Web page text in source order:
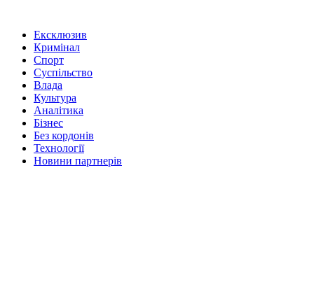
Ексклюзив
Кримінал
Спорт
Суспільство
Влада
Культура
Аналітика
Бізнес
Без кордонів
Технології
Новини партнерів